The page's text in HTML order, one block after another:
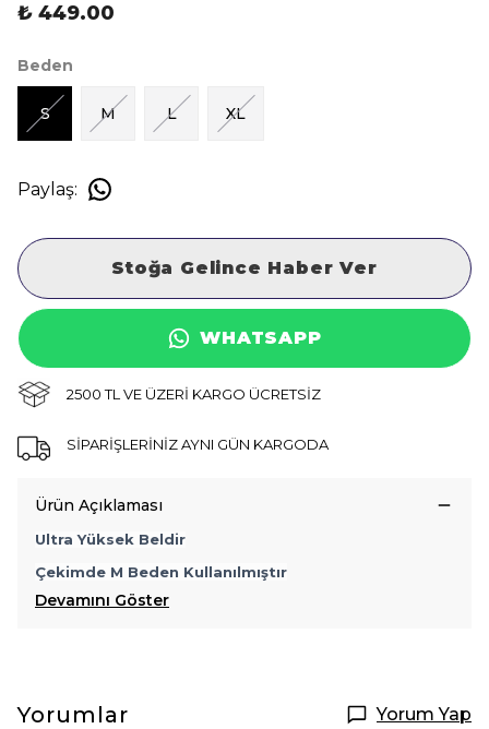
₺ 449.00
Beden
S M L XL
Paylaş:
Stoğa Gelince Haber Ver
WHATSAPP
2500 TL VE ÜZERİ KARGO ÜCRETSİZ
SİPARİŞLERİNİZ AYNI GÜN KARGODA
Ürün Açıklaması
Ultra Yüksek Beldir
Çekimde M Beden Kullanılmıştır
Devamını Göster
Yorumlar Yorum Yap